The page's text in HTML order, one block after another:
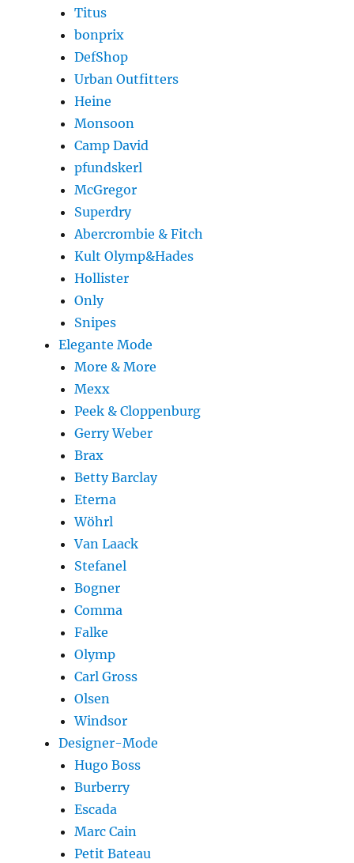
Titus
bonprix
DefShop
Urban Outfitters
Heine
Monsoon
Camp David
pfundskerl
McGregor
Superdry
Abercrombie & Fitch
Kult Olymp&Hades
Hollister
Only
Snipes
Elegante Mode
More & More
Mexx
Peek & Cloppenburg
Gerry Weber
Brax
Betty Barclay
Eterna
Wöhrl
Van Laack
Stefanel
Bogner
Comma
Falke
Olymp
Carl Gross
Olsen
Windsor
Designer-Mode
Hugo Boss
Burberry
Escada
Marc Cain
Petit Bateau